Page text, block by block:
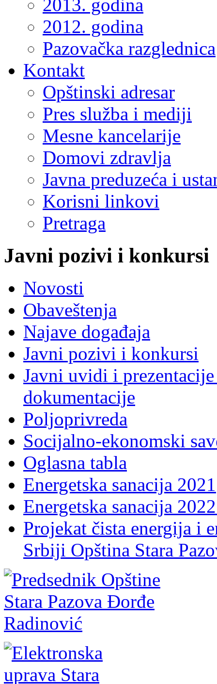
2013. godina
2012. godina
Pazovačka razglednica
Kontakt
Opštinski adresar
Pres služba i mediji
Mesne kancelarije
Domovi zdravlja
Javna preduzeća i
Korisni linkovi
Pretraga
Javni pozivi i konkursi
Novosti
Obaveštenja
Najave događaja
Javni pozivi i konkursi
Javni uvidi i
dokumentacije
Poljoprivreda
Socijalno-ekonomski
Oglasna tabla
Energetska sanacija 2021
Energetska sanacija
Projekat čista energija i
Srbiji Opština Stara